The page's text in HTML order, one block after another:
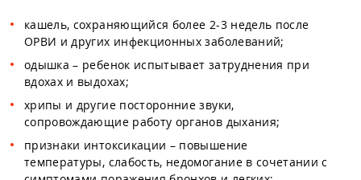
кашель, сохраняющийся более 2-3 недель после
ОРВИ и других инфекционных заболеваний;
одышка – ребенок испытывает затруднения при
вдохах и выдохах;
хрипы и другие посторонние звуки,
сопровождающие работу органов дыхания;
признаки интоксикации – повышение
температуры, слабость, недомогание в сочетании с